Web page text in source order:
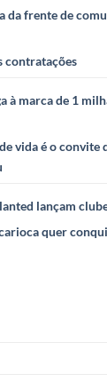
da frente de
contratações
à marca de 1
vida é o convite
lançam
quer